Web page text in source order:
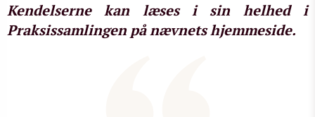
Kendelserne kan læses i sin helhed i
Praksissamlingen på nævnets hjemmeside.